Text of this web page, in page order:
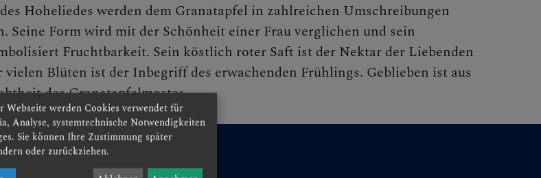
Hoheliedes werden dem Granatapfel in zahlreichen Umschreibungen
Seine Form wird mit der Schönheit einer Frau verglichen und sein
Fruchtbarkeit. Sein köstlich roter Saft ist der Nektar der Liebenden
Blüten ist der Inbegriff des erwachenden Frühlings. Geblieben ist aus
des Granatapfelmostes ...
Webseite werden Cookies verwendet für
Analyse, systemtechnische Notwendigkeiten
Sie können Ihre Zustimmung später
oder zurückziehen.